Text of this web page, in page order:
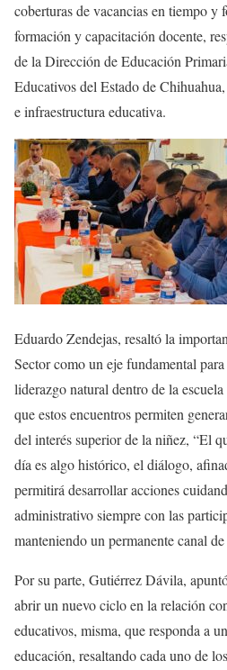
coberturas de vacancias en tiempo y
formación y capacitación docente,
de la Dirección de Educación
Educativos del Estado de
e infraestructura educativa.
Eduardo Zendejas, resaltó la
Sector como un eje fundamental
liderazgo natural dentro de la
que estos encuentros permiten
del interés superior de la niñez, “El
día es algo histórico, el diálogo,
permitirá desarrollar acciones
administrativo siempre con las
manteniendo un permanente canal
Por su parte, Gutiérrez Dávila,
abrir un nuevo ciclo en la relación
educativos, misma, que responda a
educación, resaltando cada uno de